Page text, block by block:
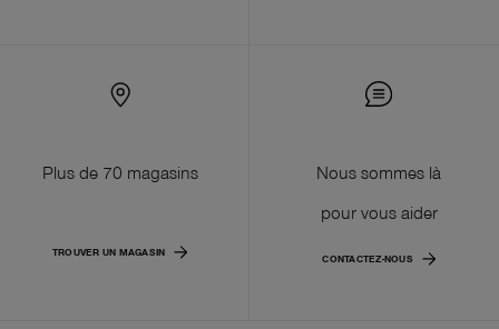
Plus de 70 magasins
TROUVER UN MAGASIN
Nous sommes là
pour vous aider
CONTACTEZ-NOUS